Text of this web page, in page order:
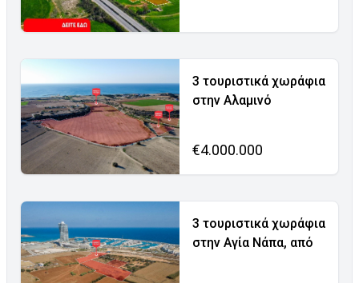
3 τουριστικά χωράφια
στην Αλαμινό
€4.000.000
3 τουριστικά χωράφια
στην Αγία Νάπα, από